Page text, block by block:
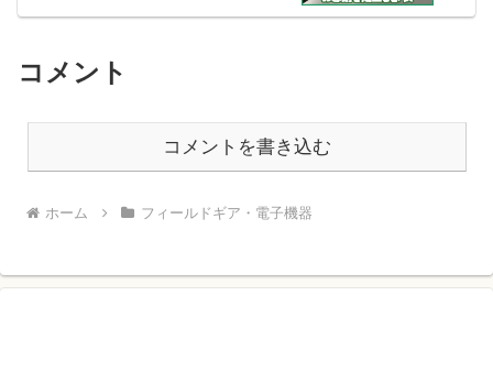
コメント
コメントを書き込む
ホーム フィールドギア・電子機器